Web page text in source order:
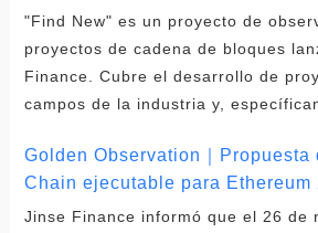
"Find New" es un proyecto de
proyectos de cadena de bloques
Finance. Cubre el desarrollo de
campos de la industria y,
Golden Observation｜Propuesta
Chain ejecutable para Ethereum
Jinse Finance informó que el 26 de